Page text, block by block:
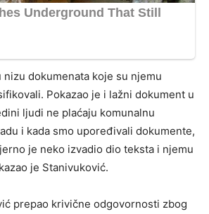
nizu dokumenata koje su njemu
Pokazao je i lažni dokument u
ljudi ne plaćaju komunalnu
i kada smo upoređivali dokumente,
je neko izvadio dio teksta i njemu
je Stanivuković.
prepao krivične odgovornosti zbog